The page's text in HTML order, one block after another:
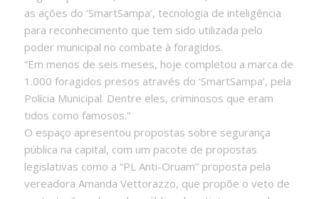
as ações do ‘SmartSampa’, tecnologia de inteligência
para reconhecimento que tem sido utilizada pelo
poder municipal no combate à foragidos.
“Em menos de seis meses, hoje completou a marca de
1.000 foragidos presos através do ‘SmartSampa’, pela
Polícia Municipal. Dentre eles, criminosos que eram
tidos como famosos.”
O espaço apresentou propostas sobre segurança
pública na capital, com um pacote de propostas
legislativas como a “PL Anti-Oruam” proposta pela
vereadora Amanda Vettorazzo, que propõe o veto de